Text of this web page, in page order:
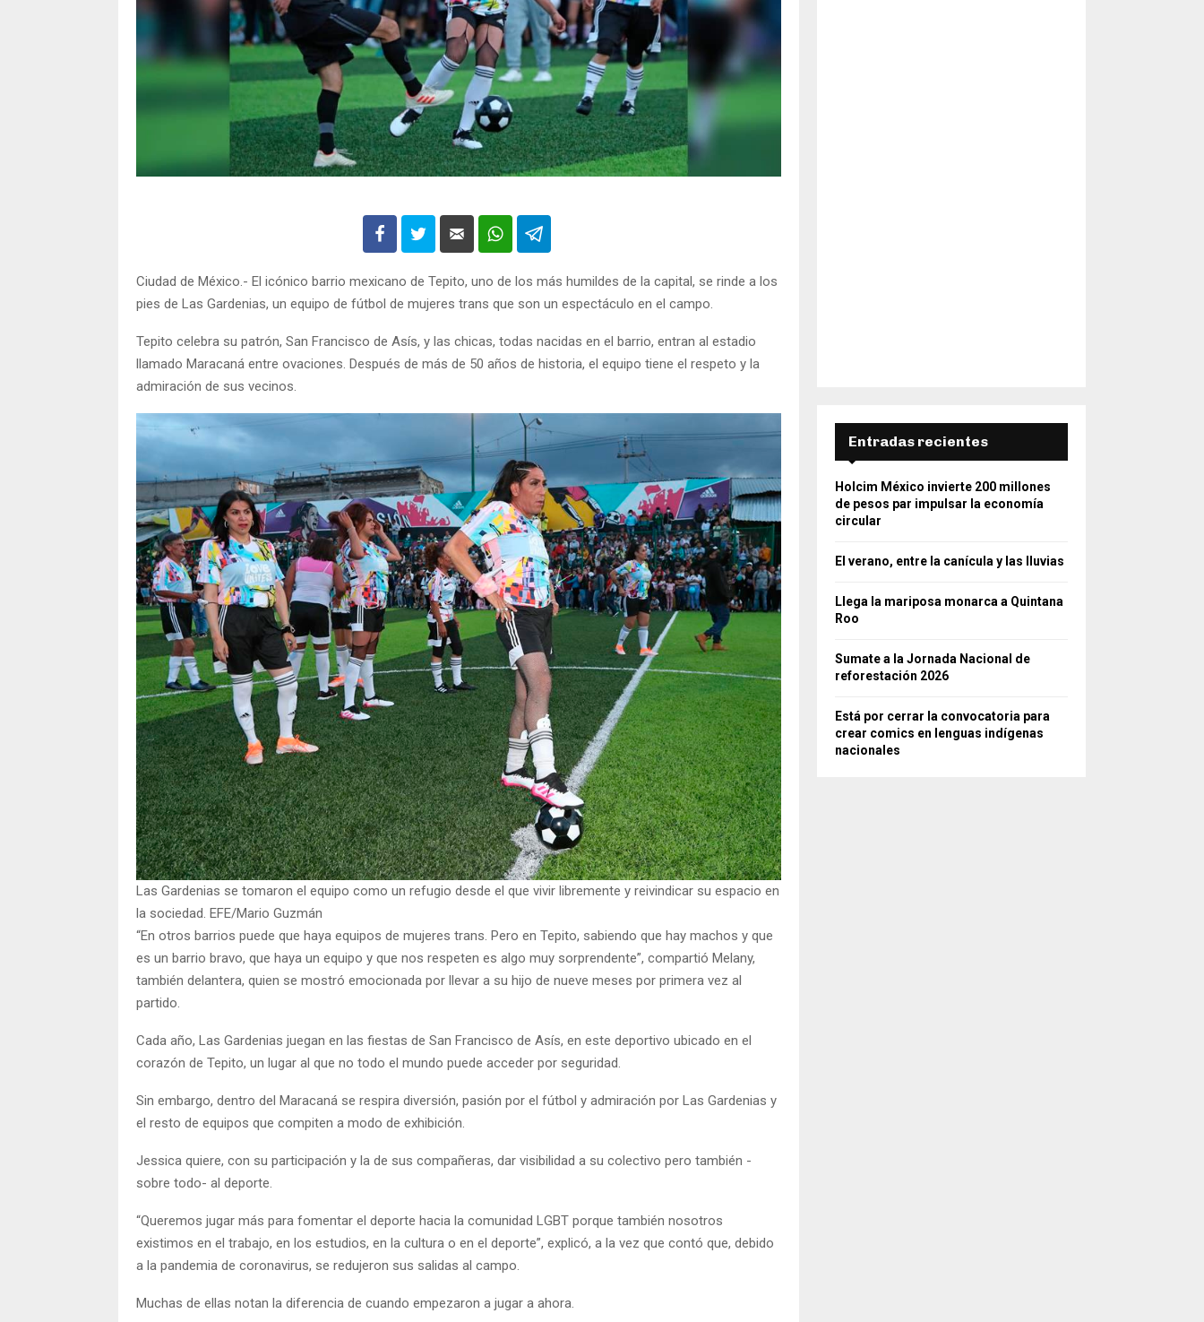
Ciudad de México.- El icónico barrio mexicano de Tepito, uno de los más humildes de la capital, se rinde a los
pies de Las Gardenias, un equipo de fútbol de mujeres trans que son un espectáculo en el campo.
Tepito celebra su patrón, San Francisco de Asís, y las chicas, todas nacidas en el barrio, entran al estadio
llamado Maracaná entre ovaciones. Después de más de 50 años de historia, el equipo tiene el respeto y la
admiración de sus vecinos.
Las Gardenias se tomaron el equipo como un refugio desde el que vivir libremente y reivindicar su espacio en
la sociedad. EFE/Mario Guzmán
“En otros barrios puede que haya equipos de mujeres trans. Pero en Tepito, sabiendo que hay machos y que
es un barrio bravo, que haya un equipo y que nos respeten es algo muy sorprendente”, compartió Melany,
también delantera, quien se mostró emocionada por llevar a su hijo de nueve meses por primera vez al
partido.
Cada año, Las Gardenias juegan en las fiestas de San Francisco de Asís, en este deportivo ubicado en el
corazón de Tepito, un lugar al que no todo el mundo puede acceder por seguridad.
Sin embargo, dentro del Maracaná se respira diversión, pasión por el fútbol y admiración por Las Gardenias y
el resto de equipos que compiten a modo de exhibición.
Jessica quiere, con su participación y la de sus compañeras, dar visibilidad a su colectivo pero también -
sobre todo- al deporte.
“Queremos jugar más para fomentar el deporte hacia la comunidad LGBT porque también nosotros
existimos en el trabajo, en los estudios, en la cultura o en el deporte”, explicó, a la vez que contó que, debido
a la pandemia de coronavirus, se redujeron sus salidas al campo.
Muchas de ellas notan la diferencia de cuando empezaron a jugar a ahora.
Entradas recientes
Holcim México invierte 200 millones
de pesos par impulsar la economía
circular
El verano, entre la canícula y las lluvias
Llega la mariposa monarca a Quintana
Roo
Sumate a la Jornada Nacional de
reforestación 2026
Está por cerrar la convocatoria para
crear comics en lenguas indígenas
nacionales